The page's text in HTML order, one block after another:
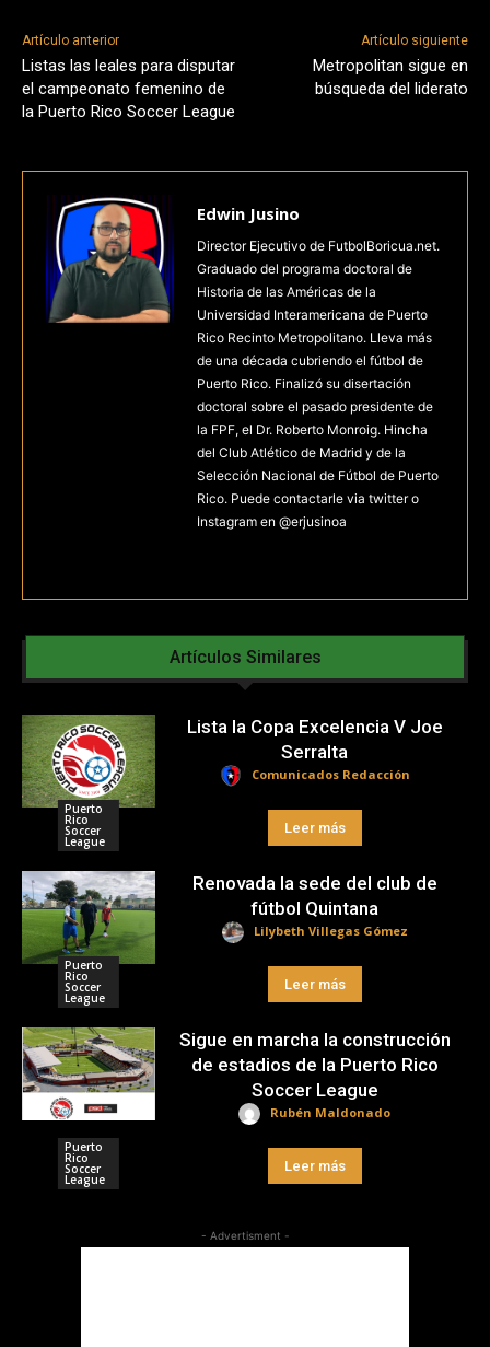
Artículo anterior
Listas las leales para disputar
el campeonato femenino de
la Puerto Rico Soccer League
Artículo siguiente
Metropolitan sigue en
búsqueda del liderato
Edwin Jusino
Director Ejecutivo de FutbolBoricua.net.
Graduado del programa doctoral de
Historia de las Américas de la
Universidad Interamericana de Puerto
Rico Recinto Metropolitano. Lleva más
de una década cubriendo el fútbol de
Puerto Rico. Finalizó su disertación
doctoral sobre el pasado presidente de
la FPF, el Dr. Roberto Monroig. Hincha
del Club Atlético de Madrid y de la
Selección Nacional de Fútbol de Puerto
Rico. Puede contactarle via twitter o
Instagram en @erjusinoa
Artículos Similares
Puerto
Rico
Soccer
League
Lista la Copa Excelencia V Joe
Serralta
Comunicados Redacción
Leer más
Puerto
Rico
Soccer
League
Renovada la sede del club de
fútbol Quintana
Lilybeth Villegas Gómez
Leer más
Puerto
Rico
Soccer
League
Sigue en marcha la construcción
de estadios de la Puerto Rico
Soccer League
Rubén Maldonado
Leer más
- Advertisment -